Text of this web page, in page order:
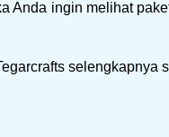
Anda ingin melihat
selengkapnya